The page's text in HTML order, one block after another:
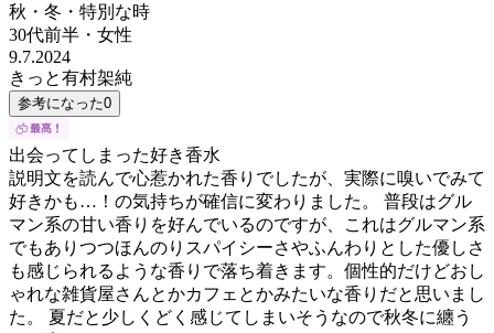
秋・冬・特別な時
30代前半 ・ 女性
9.7.2024
きっと有村架純
参考になった0
出会ってしまった好き香水
説明文を読んで心惹かれた香りでしたが、実際に嗅いでみて
好きかも…！の気持ちが確信に変わりました。 普段はグル
マン系の甘い香りを好んでいるのですが、これはグルマン系
でもありつつほんのりスパイシーさやふんわりとした優しさ
も感じられるような香りで落ち着きます。個性的だけどおし
ゃれな雑貨屋さんとかカフェとかみたいな香りだと思いまし
た。 夏だと少しくどく感じてしまいそうなので秋冬に纏う